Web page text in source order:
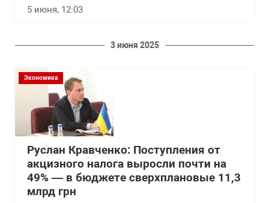
5 июня, 12:03
3 июня 2025
Экономика
Руслан Кравченко: Поступления от
акцизного налога выросли почти на
49% — в бюджете сверхплановые 11,3
млрд грн